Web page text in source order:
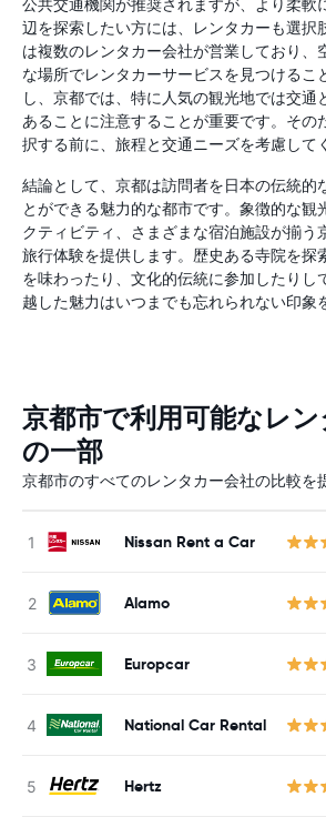
公共交通機関が推奨されますが、より柔軟
辺を探索したい方には、レンタカーも選択
は複数のレンタカー会社が営業しており、
な場所でレンタカーサービスを見つけるこ
し、京都では、特に人気の観光地では交通
あることに注意することが重要です。その
択する前に、旅程と交通ニーズを考慮して
結論として、京都は訪問者を日本の伝統的
とができる魅力的な都市です。象徴的な観
クティビティ、さまざまな宿泊施設が揃う
旅行体験を提供します。歴史ある寺院を探
を味わったり、文化的伝統に参加したりし
越した魅力はいつまでも忘れられない印象
京都市で利用可能なレ
の一部
京都市のすべてのレンタカー会社の比較を
Nissan Rent a Car
Alamo
Europcar
National Car Rental
Hertz